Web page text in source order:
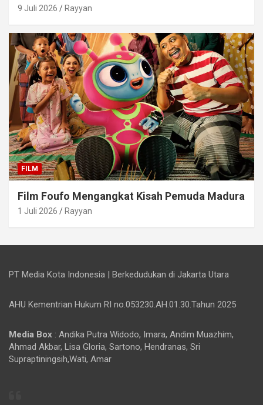
9 Juli 2026 Rayyan
FILM
Film Foufo Mengangkat Kisah Pemuda Madura
1 Juli 2026 Rayyan
PT Media Kota Indonesia | Berkedudukan di Jakarta Utara
AHU Kementrian Hukum RI no.053230.AH.01.30.Tahun 2025
Media Box : Andika Putra Widodo, Imara, Andim Muazhim,
Ahmad Akbar, Lisa Gloria, Sartono, Hendranas, Sri
Supraptiningsih,Wati, Amar